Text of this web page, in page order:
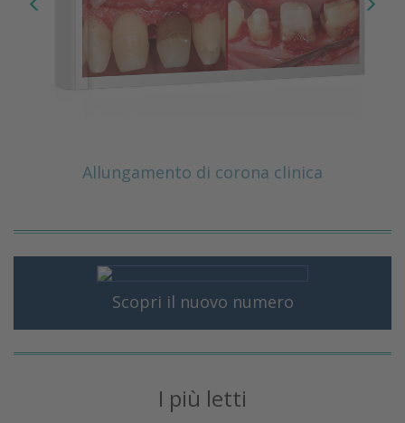
Allungamento di corona clinica
Scopri il nuovo numero
I più letti